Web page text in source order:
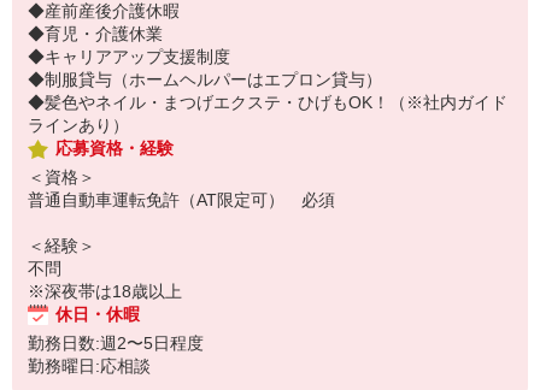
◆産前産後介護休暇
◆育児・介護休業
◆キャリアアップ支援制度
◆制服貸与（ホームヘルパーはエプロン貸与）
◆髪色やネイル・まつげエクステ・ひげもOK！（※社内ガイド
ラインあり）
応募資格・経験
＜資格＞
普通自動車運転免許（AT限定可） 必須
＜経験＞
不問
※深夜帯は18歳以上
休日・休暇
勤務日数:週2〜5日程度
勤務曜日:応相談